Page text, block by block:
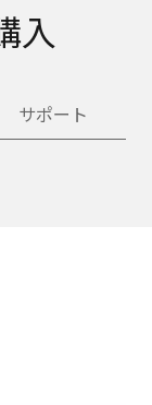
入
サポート